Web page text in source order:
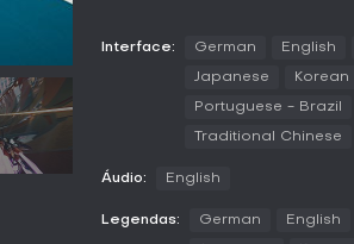
A profundidade dos controles
estabilidade e curvas variam
uma progressão satisfatória:
com o tempo, é possível
O Modo Carreira é a principal
Interface: German English
Japanese Korean
Portuguese - Brazil
Traditional Chinese
Áudio: English
Legendas: German English